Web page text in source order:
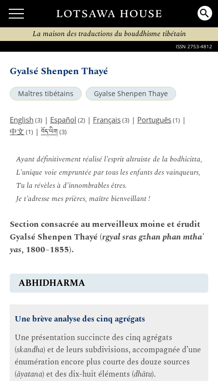
La maison des traductions du bouddhisme tibétain
ISSN 2753-4812
Gyalsé Shenpen Thayé
Maîtres tibétains Gyalse Shenpen Thaye
English (3) | Español (2) | Français(3) | Português(1) |
中文 (1) | བོད་ཡིག (3)
Ayant définitivement réalisé l’esprit altruiste de la bodhicitta,
L’unique voie empruntée par tous les enfants des vainqueurs,
Tu la révèles à d’innombrables êtres.
Je t’adresse mes prières, maître bienveillant !
Section consacrée au merveilleux moine et érudit
Gyalsé Shenpen Thayé (rgyal sras gzhan phan mtha'
yas, 1800–1855).
ABHIDHARMA
Une brève analyse des cinq agrégats
Une présentation succincte des cinq agrégats
(skandha) et de leurs subdivisions, accompagnée d’une
énumération encore plus courte des douze sources
(āyatana) et des dix-huit éléments (dhātu).